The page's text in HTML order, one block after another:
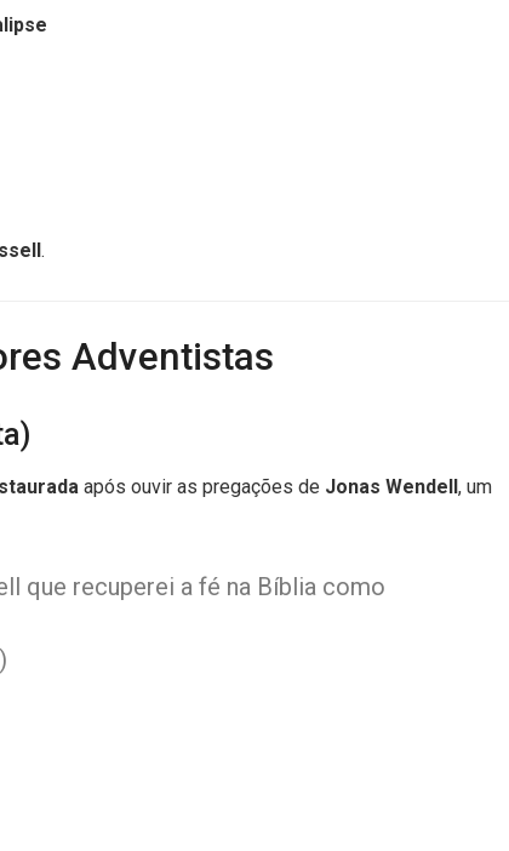
.
Adventistas
após ouvir as pregações de Jonas Wendell, um
que recuperei a fé na Bíblia como